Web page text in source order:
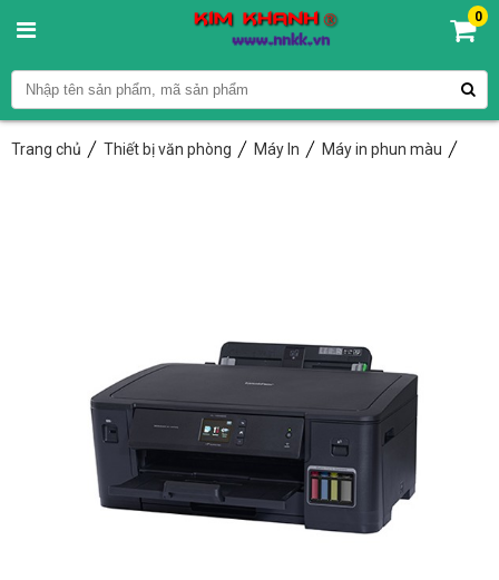
0
Trang chủ Thiết bị văn phòng Máy In Máy in phun màu